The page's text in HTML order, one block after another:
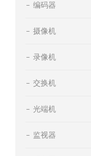
编码器
摄像机
录像机
交换机
光端机
监视器